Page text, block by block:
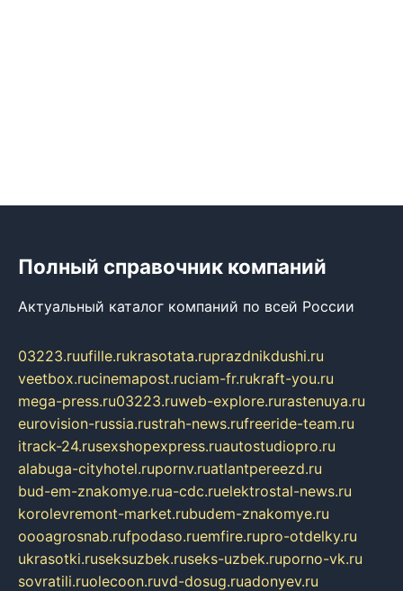
Полный справочник компаний
Актуальный каталог компаний по всей России
03223.ruufille.rukrasotata.ruprazdnikdushi.ru
veetbox.rucinemapost.ruciam-fr.rukraft-you.ru
mega-press.ru03223.ruweb-explore.rurastenuya.ru
eurovision-russia.rustrah-news.rufreeride-team.ru
itrack-24.rusexshopexpress.ruautostudiopro.ru
alabuga-cityhotel.rupornv.ruatlantpereezd.ru
bud-em-znakomye.rua-cdc.ruelektrostal-news.ru
korolevremont-market.rubudem-znakomye.ru
oooagrosnab.rufpodaso.ruemfire.rupro-otdelky.ru
ukrasotki.ruseksuzbek.ruseks-uzbek.ruporno-vk.ru
sovratili.ruolecoon.ruvd-dosug.ruadonyev.ru